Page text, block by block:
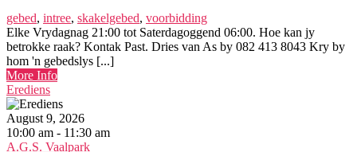
gebed, intree, skakelgebed, voorbidding
Elke Vrydagnag 21:00 tot Saterdagoggend 06:00. Hoe kan jy
betrokke raak? Kontak Past. Dries van As by 082 413 8043 Kry by
hom 'n gebedslys [...]
More Info
Erediens
August 9, 2026
10:00 am - 11:30 am
A.G.S. Vaalpark